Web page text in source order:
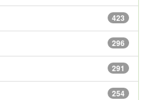
423
296
291
254